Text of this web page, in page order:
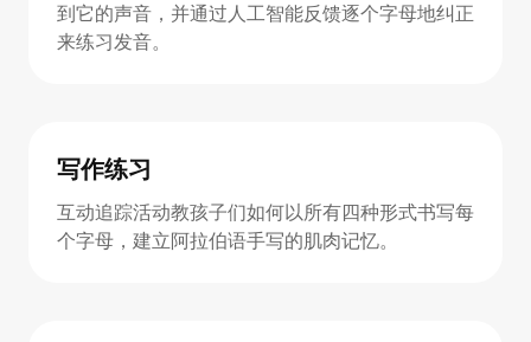
到它的声音，并通过人工智能反馈逐个字母地纠正
来练习发音。
写作练习
互动追踪活动教孩子们如何以所有四种形式书写每
个字母，建立阿拉伯语手写的肌肉记忆。